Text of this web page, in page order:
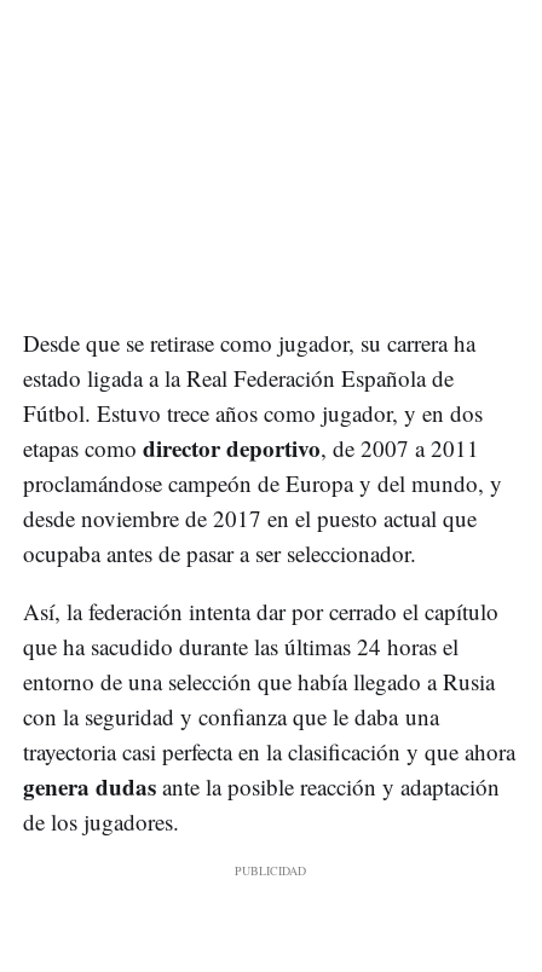
Desde que se retirase como jugador, su carrera ha
estado ligada a la Real Federación Española de
Fútbol. Estuvo trece años como jugador, y en dos
etapas como director deportivo, de 2007 a 2011
proclamándose campeón de Europa y del mundo, y
desde noviembre de 2017 en el puesto actual que
ocupaba antes de pasar a ser seleccionador.
Así, la federación intenta dar por cerrado el capítulo
que ha sacudido durante las últimas 24 horas el
entorno de una selección que había llegado a Rusia
con la seguridad y confianza que le daba una
trayectoria casi perfecta en la clasificación y que ahora
genera dudas ante la posible reacción y adaptación
de los jugadores.